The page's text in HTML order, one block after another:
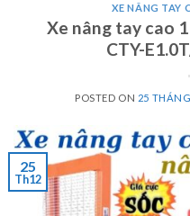
XE NÂNG TAY
Xe nâng tay cao
CTY-
POSTED ON 25
25
Th12